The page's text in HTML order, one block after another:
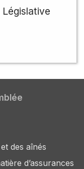
Législative
des aînés
d’assurances